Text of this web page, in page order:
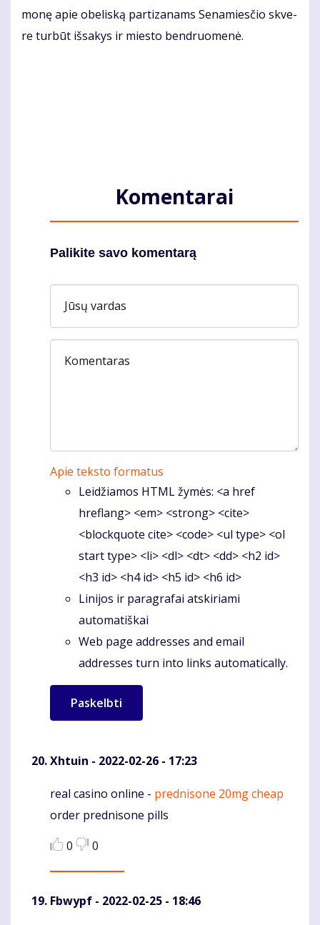
mo­nę apie obe­lis­ką par­ti­za­nams Se­na­mies­čio skve­
re tur­būt iš­sa­kys ir mies­to ben­druo­me­nė.
Komentarai
Palikite savo komentarą
Jūsų vardas
Komentaras
Apie teksto formatus
Leidžiamos HTML žymės: <a href
hreflang> <em> <strong> <cite>
<blockquote cite> <code> <ul type> <ol
start type> <li> <dl> <dt> <dd> <h2 id>
<h3 id> <h4 id> <h5 id> <h6 id>
Linijos ir paragrafai atskiriami
automatiškai
Web page addresses and email
addresses turn into links automatically.
Xhtuin - 2022-02-26 - 17:23
Komentaras
real casino online - prednisone 20mg cheap
order prednisone pills
0
0
Fbwypf - 2022-02-25 - 18:46